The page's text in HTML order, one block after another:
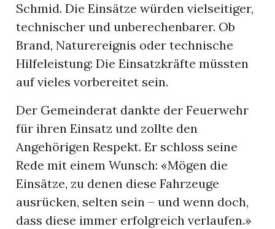
Schmid. Die Einsätze würden vielseitiger,
technischer und unberechenbarer. Ob
Brand, Naturereignis oder technische
Hilfeleistung: Die Einsatzkräfte müssten
auf vieles vorbereitet sein.
Der Gemeinderat dankte der Feuerwehr
für ihren Einsatz und zollte den
Angehörigen Respekt. Er schloss seine
Rede mit einem Wunsch: «Mögen die
Einsätze, zu denen diese Fahrzeuge
ausrücken, selten sein – und wenn doch,
dass diese immer erfolgreich verlaufen.»